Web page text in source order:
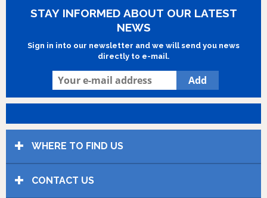
STAY INFORMED ABOUT OUR LATEST
NEWS
Sign in into our newsletter and we will send you news
directly to e-mail.
WHERE TO FIND US
CONTACT US